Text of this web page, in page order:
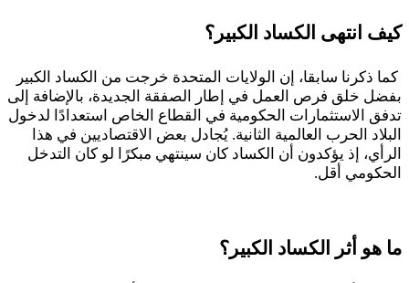
كيف انتهى الكساد الكبير؟
كما ذكرنا سابقا، إن الولايات المتحدة خرجت من الكساد الكبير
بفضل خلق فرص العمل في إطار الصفقة الجديدة، بالإضافة إلى
تدفق الاستثمارات الحكومية في القطاع الخاص استعدادًا لدخول
البلاد الحرب العالمية الثانية. يُجادل بعض الاقتصاديين في هذا
الرأي، إذ يؤكدون أن الكساد كان سينتهي مبكرًا لو كان التدخل
الحكومي أقل.
ما هو أثر الكساد الكبير؟